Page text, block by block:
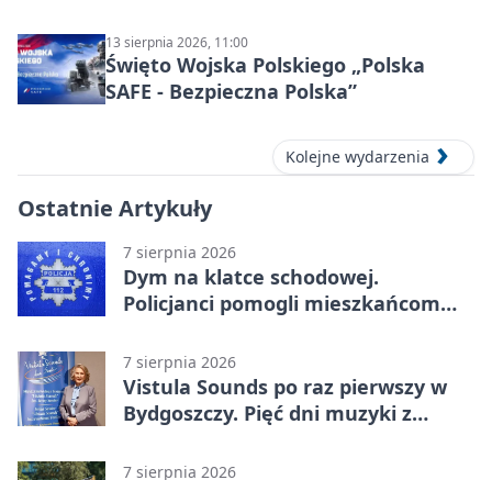
13 sierpnia 2026, 11:00
Święto Wojska Polskiego „Polska
SAFE - Bezpieczna Polska”
Kolejne wydarzenia
Ostatnie Artykuły
7 sierpnia 2026
Dym na klatce schodowej.
Policjanci pomogli mieszkańcom
7 sierpnia 2026
Vistula Sounds po raz pierwszy w
Bydgoszczy. Pięć dni muzyki z
7 sierpnia 2026